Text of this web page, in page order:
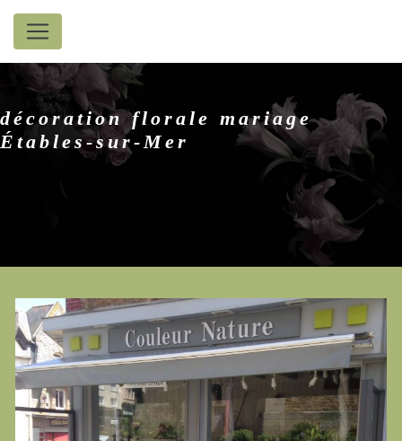
Panneau de gestion des cookies
décoration florale mariage
Étables-sur-Mer